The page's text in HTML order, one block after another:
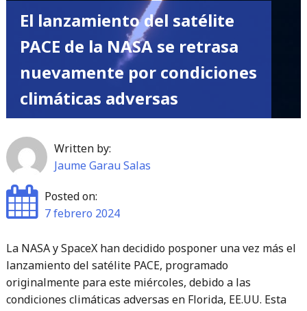
El lanzamiento del satélite
PACE de la NASA se retrasa
nuevamente por condiciones
climáticas adversas
Written by:
Jaume Garau Salas
Posted on:
7 febrero 2024
La NASA y SpaceX han decidido posponer una vez más el
lanzamiento del satélite PACE, programado
originalmente para este miércoles, debido a las
condiciones climáticas adversas en Florida, EE.UU. Esta